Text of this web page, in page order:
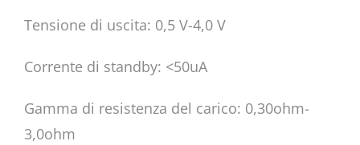
Tensione di uscita: 0,5 V-4,0 V
Corrente di standby: <50uA
Gamma di resistenza del carico: 0,30ohm-
3,0ohm